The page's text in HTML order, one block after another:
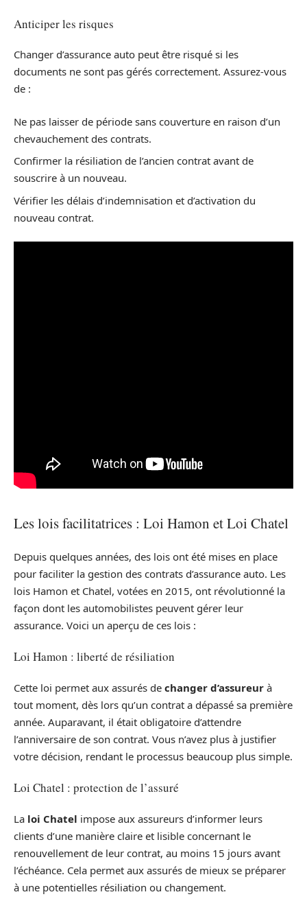
Anticiper les risques
Changer d’assurance auto peut être risqué si les
documents ne sont pas gérés correctement. Assurez-vous
de :
Ne pas laisser de période sans couverture en raison d’un
chevauchement des contrats.
Confirmer la résiliation de l’ancien contrat avant de
souscrire à un nouveau.
Vérifier les délais d’indemnisation et d’activation du
nouveau contrat.
Les lois facilitatrices : Loi Hamon et Loi Chatel
Depuis quelques années, des lois ont été mises en place
pour faciliter la gestion des contrats d’assurance auto. Les
lois Hamon et Chatel, votées en 2015, ont révolutionné la
façon dont les automobilistes peuvent gérer leur
assurance. Voici un aperçu de ces lois :
Loi Hamon : liberté de résiliation
Cette loi permet aux assurés de changer d’assureur à
tout moment, dès lors qu’un contrat a dépassé sa première
année. Auparavant, il était obligatoire d’attendre
l’anniversaire de son contrat. Vous n’avez plus à justifier
votre décision, rendant le processus beaucoup plus simple.
Loi Chatel : protection de l’assuré
La loi Chatel impose aux assureurs d’informer leurs
clients d’une manière claire et lisible concernant le
renouvellement de leur contrat, au moins 15 jours avant
l’échéance. Cela permet aux assurés de mieux se préparer
à une potentielles résiliation ou changement.